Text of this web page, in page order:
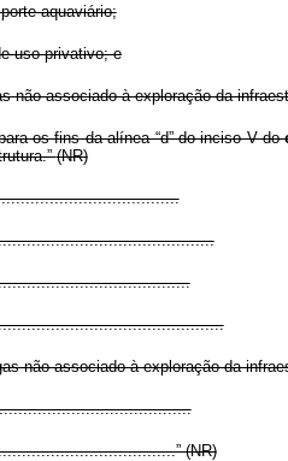
aquaviário;
uso privativo; e
não associado à exploração da
os fins da alínea “d” do inciso V do
(NR)
não associado à exploração da
(NR)